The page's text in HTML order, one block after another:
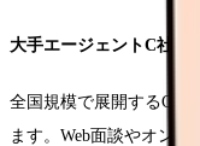
大手エージェントC社の
全国規模で展開するC社
ます。Web面談やオン